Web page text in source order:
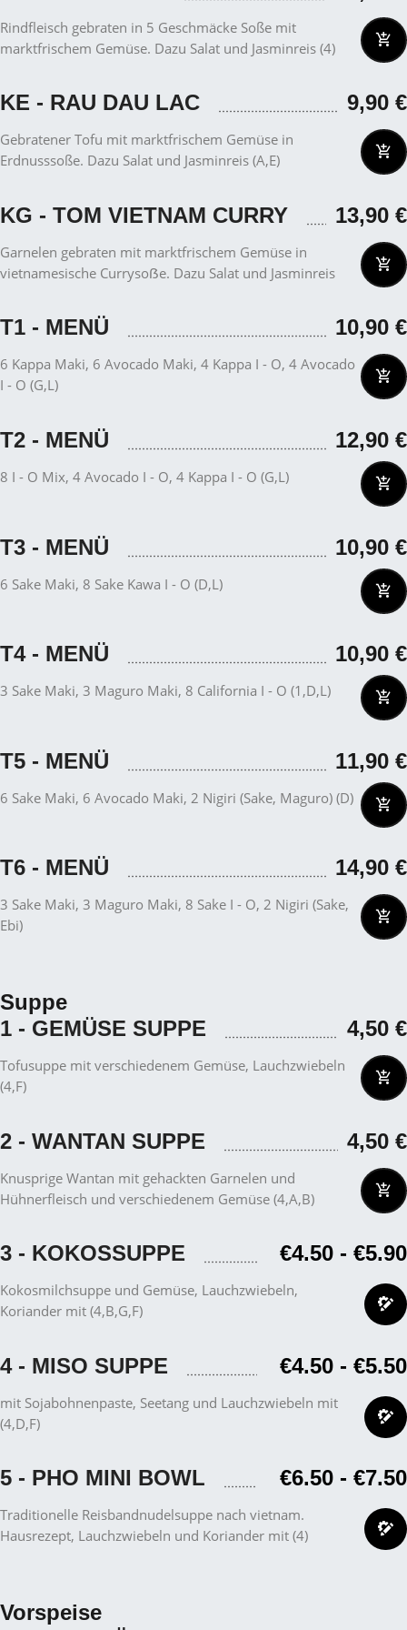
Rindfleisch gebraten in 5 Geschmäcke Soße mit
marktfrischem Gemüse. Dazu Salat und Jasminreis (4)
KE - RAU DAU LAC 9,90 €
Gebratener Tofu mit marktfrischem Gemüse in
Erdnusssoße. Dazu Salat und Jasminreis (A,E)
KG - TOM VIETNAM CURRY 13,90 €
Garnelen gebraten mit marktfrischem Gemüse in
vietnamesische Currysoẞe. Dazu Salat und Jasminreis
T1 - MENÜ 10,90 €
6 Kappa Maki, 6 Avocado Maki, 4 Kappa I - O, 4 Avocado
I - O (G,L)
T2 - MENÜ 12,90 €
8 I - O Mix, 4 Avocado I - O, 4 Kappa I - O (G,L)
T3 - MENÜ 10,90 €
6 Sake Maki, 8 Sake Kawa I - O (D,L)
T4 - MENÜ 10,90 €
3 Sake Maki, 3 Maguro Maki, 8 California I - O (1,D,L)
T5 - MENÜ 11,90 €
6 Sake Maki, 6 Avocado Maki, 2 Nigiri (Sake, Maguro) (D)
T6 - MENÜ 14,90 €
3 Sake Maki, 3 Maguro Maki, 8 Sake I - O, 2 Nigiri (Sake,
Ebi)
Suppe
1 - GEMÜSE SUPPE
4,50 €
Tofusuppe mit verschiedenem Gemüse, Lauchzwiebeln
(4,F)
2 - WANTAN SUPPE 4,50 €
Knusprige Wantan mit gehackten Garnelen und
Hühnerfleisch und verschiedenem Gemüse (4,A,B)
3 - KOKOSSUPPE €4.50 - €5.90
Kokosmilchsuppe und Gemüse, Lauchzwiebeln,
Koriander mit (4,B,G,F)
4 - MISO SUPPE €4.50 - €5.50
mit Sojabohnenpaste, Seetang und Lauchzwiebeln mit
(4,D,F)
5 - PHO MINI BOWL €6.50 - €7.50
Traditionelle Reisbandnudelsuppe nach vietnam.
Hausrezept, Lauchzwiebeln und Koriander mit (4)
Vorspeise